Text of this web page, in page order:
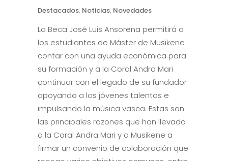
Destacados, Noticias, Novedades
La Beca José Luis Ansorena permitirá a
los estudiantes de Máster de Musikene
contar con una ayuda económica para
su formación y a la Coral Andra Mari
continuar con el legado de su fundador
apoyando a los jóvenes talentos e
impulsando la música vasca. Estas son
las principales razones que han llevado
a la Coral Andra Mari y a Musikene a
firmar un convenio de colaboración que